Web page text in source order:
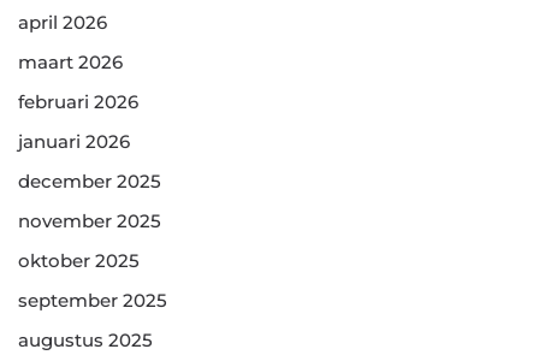
april 2026
maart 2026
februari 2026
januari 2026
december 2025
november 2025
oktober 2025
september 2025
augustus 2025